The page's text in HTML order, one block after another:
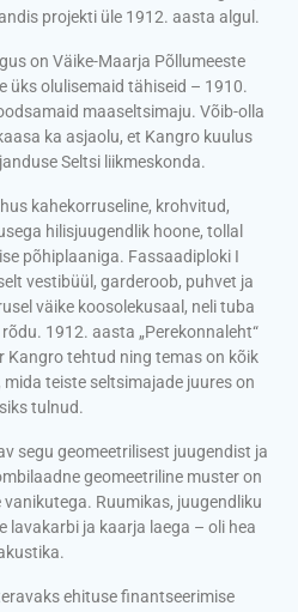
projekti üle 1912. aasta algul.
on Väike-Maarja Põllumeeste
üks olulisemaid tähiseid – 1910.
maaseltsimaju. Võib-olla
ka asjaolu, et Kangro kuulus
Seltsi liikmeskonda.
kahekorruseline, krohvitud,
hilisjuugendlik hoone, tollal
põhiplaaniga. Fassaadiploki I
vestibüül, garderoob, puhvet ja
väike koosolekusaal, neli tuba
1912. aasta „Perekonnaleht“
Kangro tehtud ning temas on kõik
teiste seltsimajade juures on
tulnud.
segu geomeetrilisest juugendist ja
geomeetriline muster on
Ruumikas, juugendliku
lavakarbi ja kaarja laega – oli hea
ehituse finantseerimise